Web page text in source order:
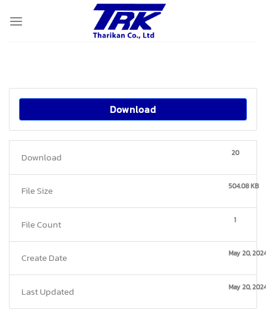
Download
Download 20
File Size 504.08 KB
File Count 1
Create Date May 20,
Last Updated May 20,